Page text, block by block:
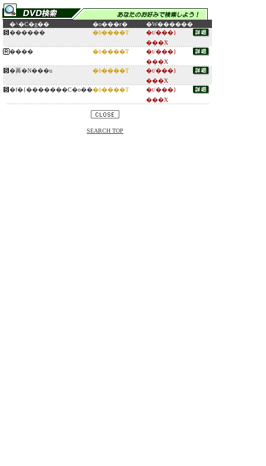
�^�C�g�� �o���ғ�
�W������
������
�ɓ����T
�t/���}
���X
����
�ɓ����T
�t/���}
���X
�䕗�N���u
�ɓ����T
�t/���}
���X
�f�{�������C�o���ɓ����T
�t/���}
���X
SEARCH TOP